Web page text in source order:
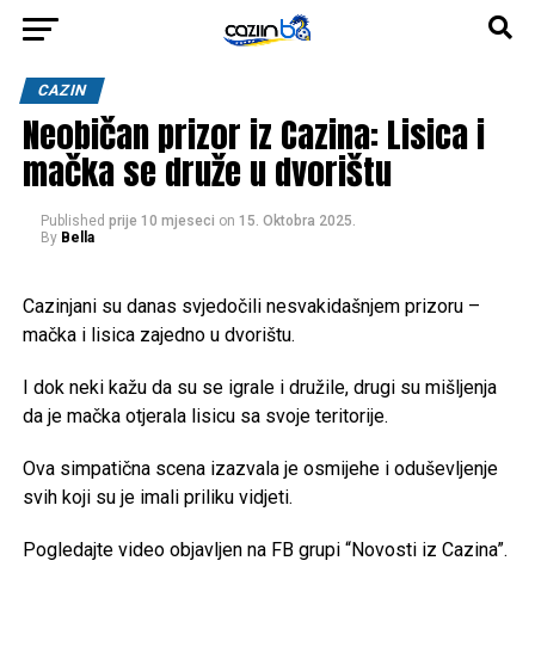
CAZIN
Neobičan prizor iz Cazina: Lisica i
mačka se druže u dvorištu
Published prije 10 mjeseci on 15. Oktobra 2025.
By Bella
Cazinjani su danas svjedočili nesvakidašnjem prizoru –
mačka i lisica zajedno u dvorištu.
I dok neki kažu da su se igrale i družile, drugi su mišljenja
da je mačka otjerala lisicu sa svoje teritorije.
Ova simpatična scena izazvala je osmijehe i oduševljenje
svih koji su je imali priliku vidjeti.
Pogledajte video objavljen na FB grupi “Novosti iz Cazina”.